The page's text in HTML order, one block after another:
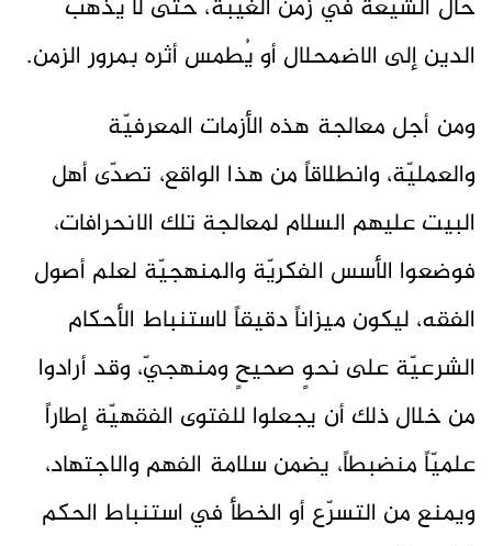
حال الشيعة في زمن الغيبة، حتى لا يذهب
الدين إلى الاضمحلال أو يُطمس أثره بمرور الزمن.
ومن أجل معالجة هذه الأزمات المعرفيّة
والعمليّة، وانطلاقاً من هذا الواقع، تصدّى أهل
البيت عليهم السلام لمعالجة تلك الانحرافات،
فوضعوا الأسس الفكريّة والمنهجيّة لعلم أصول
الفقه، ليكون ميزاناً دقيقاً لاستنباط الأحكام
الشرعيّة على نحوٍ صحيحٍ ومنهجيّ، وقد أرادوا
من خلال ذلك أن يجعلوا للفتوى الفقهيّة إطاراً
علميّاً منضبطاً، يضمن سلامة الفهم والاجتهاد،
ويمنع من التسرّع أو الخطأ في استنباط الحكم